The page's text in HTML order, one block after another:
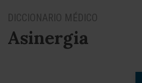
DICCIONARIO MÉDICO
Asinergia